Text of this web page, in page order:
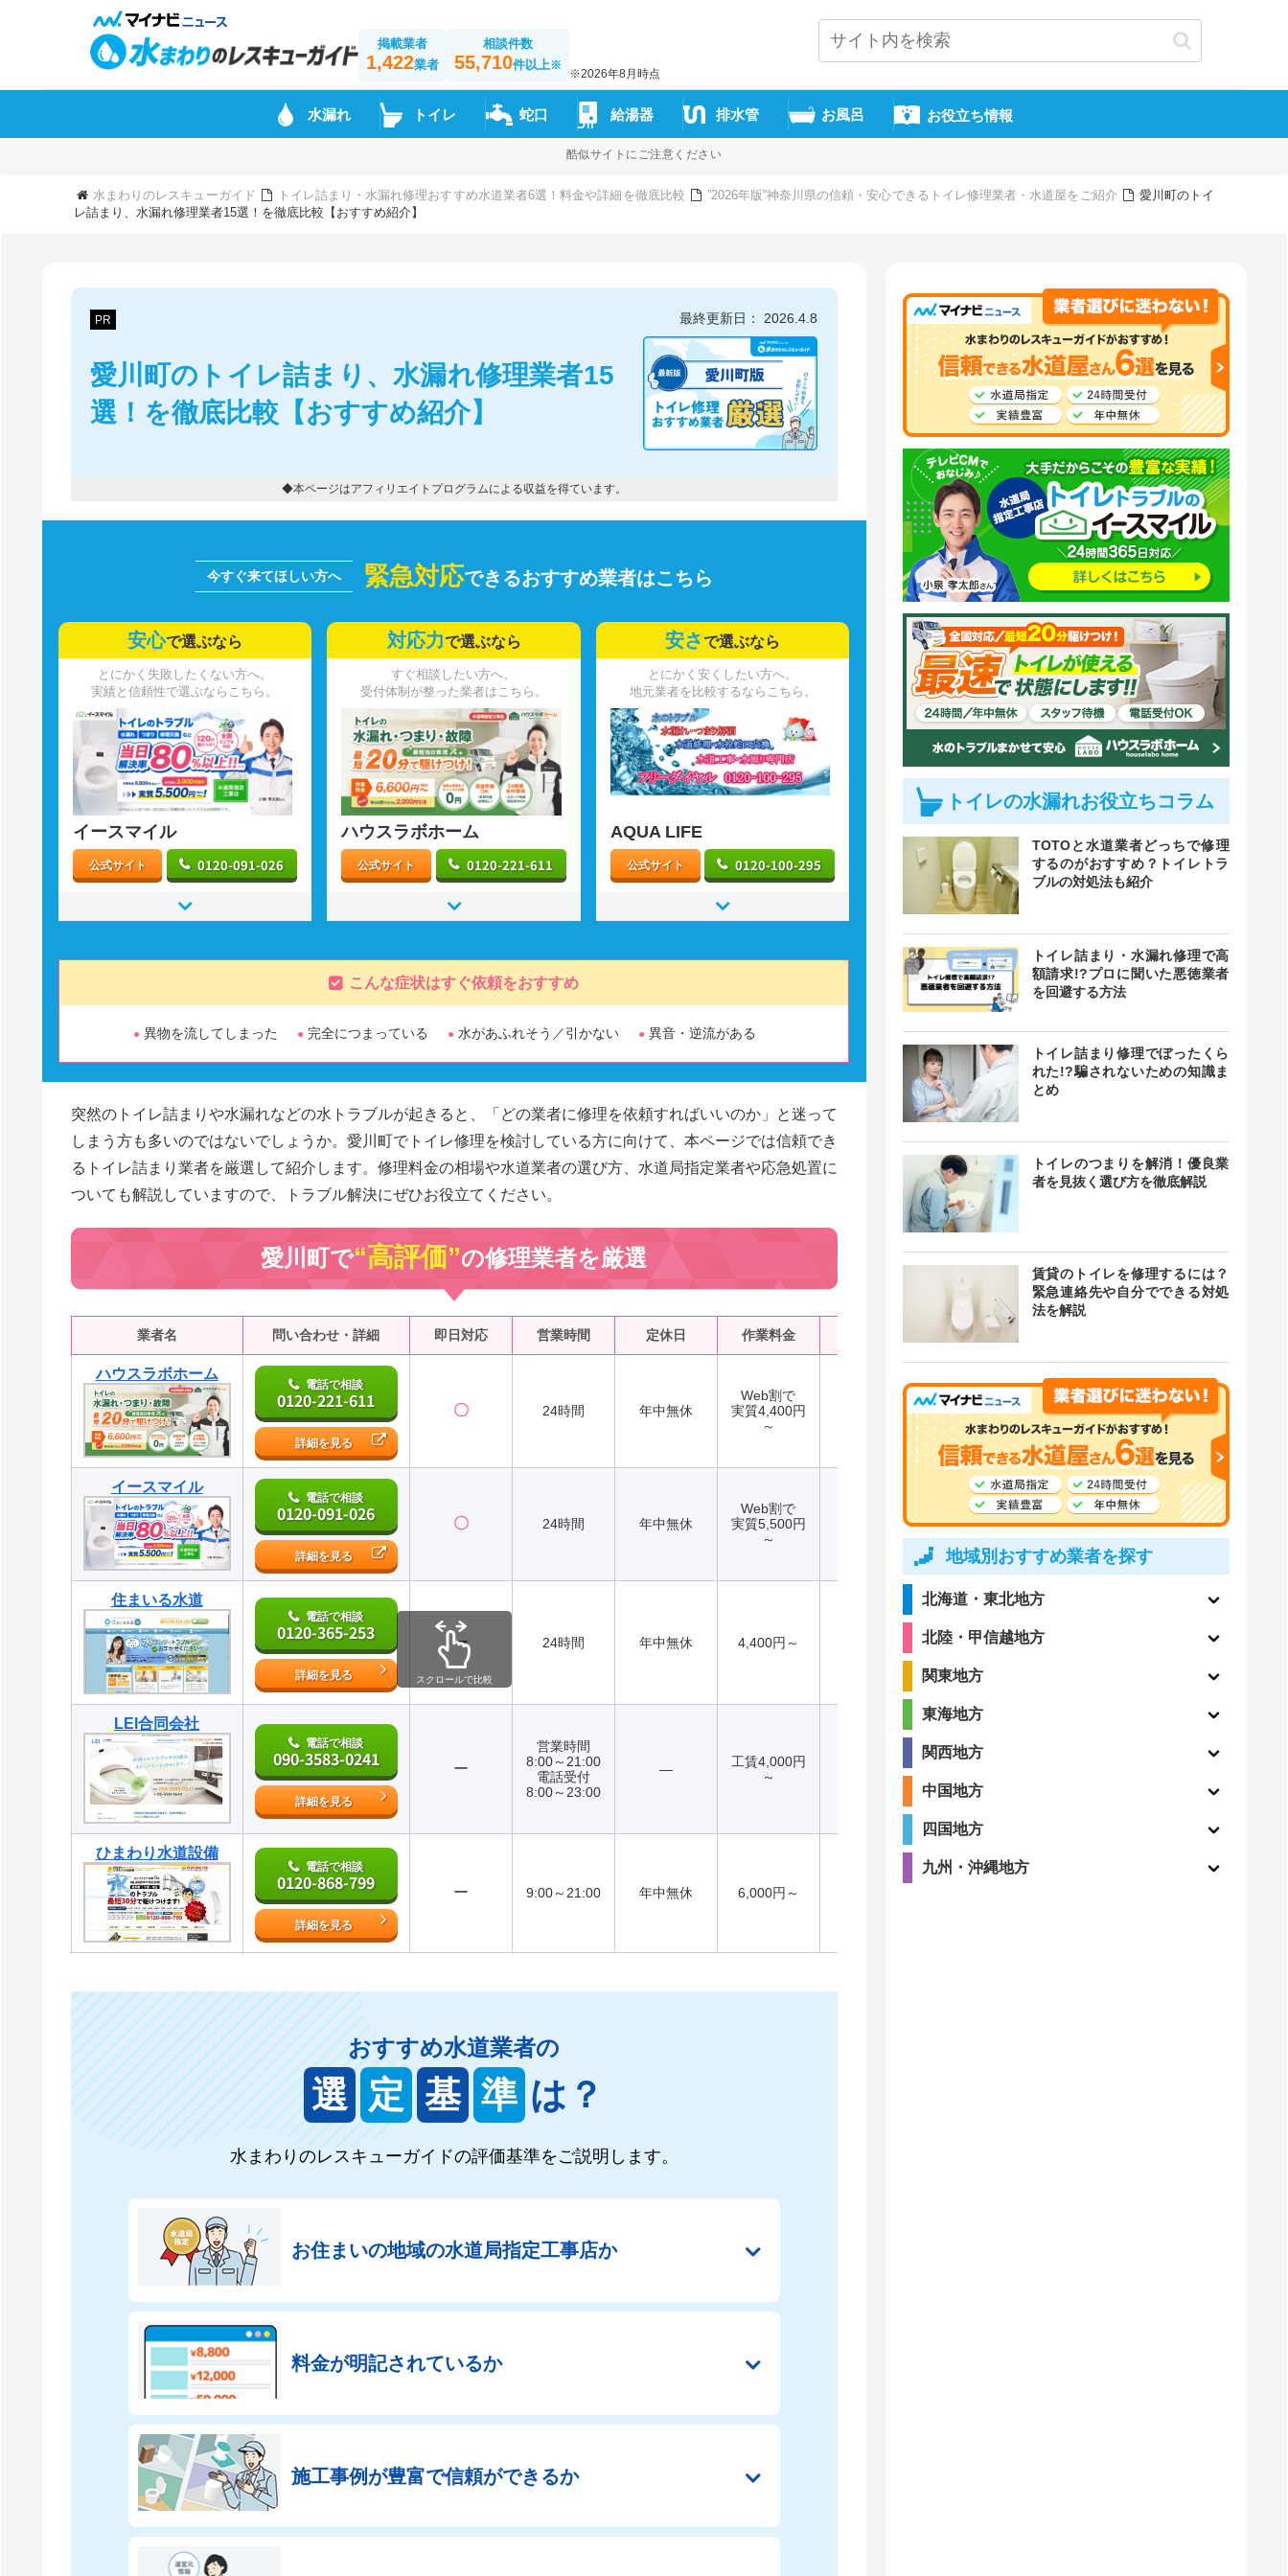
掲載業者
1,422業者
相談件数
55,710件以上※
※2026年8月時点
水漏れ トイレ 蛇口 給湯器 排水管 お風呂 お役立ち情報
酷似サイトにご注意ください
水まわりのレスキューガイド トイレ詰まり・水漏れ修理おすすめ水道業者6選！料金や詳細を徹底比較 ”2026年版”神奈川県の信頼・安心できるトイレ修理業者・水道屋をご紹介
愛川町のトイ
レ詰まり、水漏れ修理業者15選！を徹底比較【おすすめ紹介】
PR
愛川町のトイレ詰まり、水漏れ修理業者15
選！を徹底比較【おすすめ紹介】
最終更新日： 2026.4.8
◆本ページはアフィリエイトプログラムによる収益を得ています。
緊急対応できるおすすめ業者はこちら
安心で選ぶなら
とにかく失敗したくない方へ。
実績と信頼性で選ぶならこちら。
イースマイル
公式サイト 0120-091-026
対応力で選ぶなら
すぐ相談したい方へ。
受付体制が整った業者はこちら。
ハウスラボホーム
公式サイト 0120-221-611
安さで選ぶなら
とにかく安くしたい方へ。
地元業者を比較するならこちら。
AQUA LIFE
公式サイト 0120-100-295
こんな症状はすぐ依頼をおすすめ
異物を流してしまった 完全につまっている 水があふれそう／引かない 異音・逆流がある
突然のトイレ詰まりや水漏れなどの水トラブルが起きると、「どの業者に修理を依頼すればいいのか」と迷って
しまう方も多いのではないでしょうか。愛川町でトイレ修理を検討している方に向けて、本ページでは信頼でき
るトイレ詰まり業者を厳選して紹介します。修理料金の相場や水道業者の選び方、水道局指定業者や応急処置に
ついても解説していますので、トラブル解決にぜひお役立てください。
愛川町で“高評価”の修理業者を厳選
業者名 問い合わせ・詳細 即日対応 営業時間 定休日 作業料金 クチコミ
ハウスラボホーム
電話で相談
0120-221-611
詳細を見る
〇 24時間 年中無休
Web割で
実質4,400円
～
ー
イースマイル
電話で相談
0120-091-026
詳細を見る
〇 24時間 年中無休
Web割で
実質5,500円
～
4.1
住まいる水道
電話で相談
0120-365-253
詳細を見る
ー 24時間 年中無休 4,400円～
3.6
LEI合同会社
電話で相談
090-3583-0241
詳細を見る
ー
営業時間
8:00～21:00
電話受付
8:00～23:00
―
工賃4,000円
～
ひまわり水道設備
電話で相談
0120-868-799
詳細を見る
ー 9:00～21:00 年中無休 6,000円～
スクロールで比較
おすすめ水道業者の
選 定 基 準 は？
水まわりのレスキューガイドの評価基準をご説明します。
お住まいの地域の水道局指定工事店か
料金が明記されているか
施工事例が豊富で信頼ができるか
トイレの水漏れお役立ちコラム
TOTOと水道業者どっちで修理
するのがおすすめ？トイレトラ
ブルの対処法も紹介
トイレ詰まり・水漏れ修理で高
額請求!?プロに聞いた悪徳業者
を回避する方法
トイレ詰まり修理でぼったくら
れた!?騙されないための知識ま
とめ
トイレのつまりを解消！優良業
者を見抜く選び方を徹底解説
賃貸のトイレを修理するには？
緊急連絡先や自分でできる対処
法を解説
地域別おすすめ業者を探す
北海道・東北地方
北陸・甲信越地方
関東地方
東海地方
関西地方
中国地方
四国地方
九州・沖縄地方